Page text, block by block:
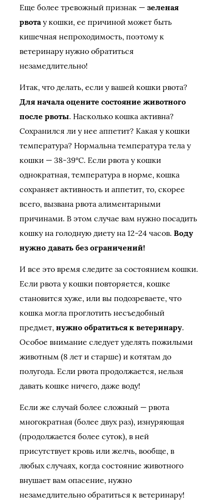
Еще более тревожный признак — зеленая
рвотау кошки, ее причиной может быть
кишечная непроходимость, поэтому к
ветеринару нужно обратиться
незамедлительно!
Итак, что делать, если у вашей кошки рвота?
Для начала оцените состояние животного
после рвоты. Насколько кошка активна?
Сохранился ли у нее аппетит? Какая у кошки
температура? Нормальна температура тела у
кошки — 38-39°C. Если рвота у кошки
однократная, температура в норме, кошка
сохраняет активность и аппетит, то, скорее
всего, вызвана рвота алиментарными
причинами. В этом случае вам нужно посадить
кошку на голодную диету на 12-24 часов. Воду
нужно давать без ограничений!
И все это время следите за состоянием кошки.
Если рвота у кошки повторяется, кошке
становится хуже, или вы подозреваете, что
кошка могла проглотить несъедобный
предмет, нужно обратиться к ветеринару.
Особое внимание следует уделять пожилыми
животным (8 лет и старше) и котятам до
полугода. Если рвота продолжается, нельзя
давать кошке ничего, даже воду!
Если же случай более сложный — рвота
многократная (более двух раз), изнуряющая
(продолжается более суток), в ней
присутствует кровь или желчь, вообще, в
любых случаях, когда состояние животного
внушает вам опасение, нужно
незамедлительно обратиться к ветеринару!